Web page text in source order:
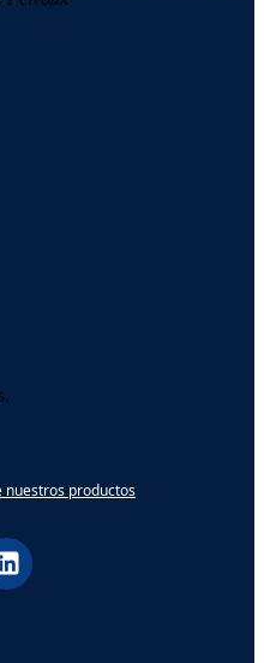
nuestros productos